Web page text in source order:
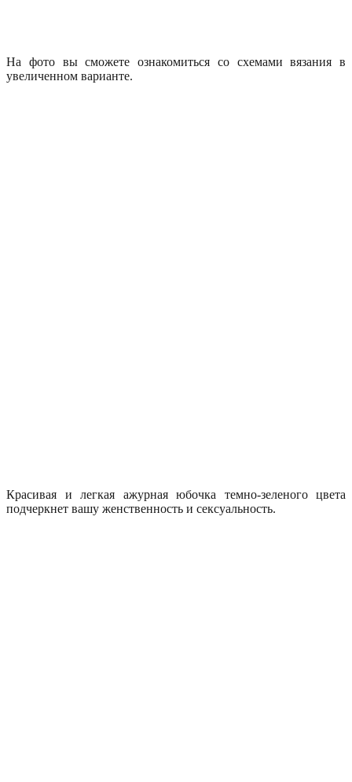
На фото вы сможете ознакомиться со схемами вязания в
увеличенном варианте.
Красивая и легкая ажурная юбочка темно-зеленого цвета
подчеркнет вашу женственность и сексуальность.